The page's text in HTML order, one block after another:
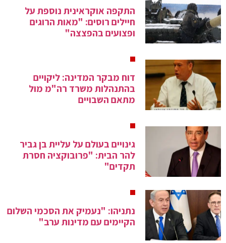
התקפה אוקראינית נוספת על
חיילים רוסים: "מאות הרוגים
ופצועים בהפצצה"
דוח מבקר המדינה: ליקויים
בהתנהלות משרד רה"מ מול
מתאם השבויים
גינויים בעולם על עליית בן גביר
להר הבית: "פרובוקציה חסרת
תקדים"
נתניהו: "נעמיק את הסכמי השלום
הקיימים עם מדינות ערב"